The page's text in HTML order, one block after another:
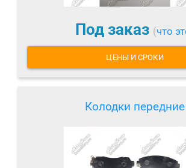
Под заказ (что
ЦЕНЫ И СРОКИ
Колодки передние